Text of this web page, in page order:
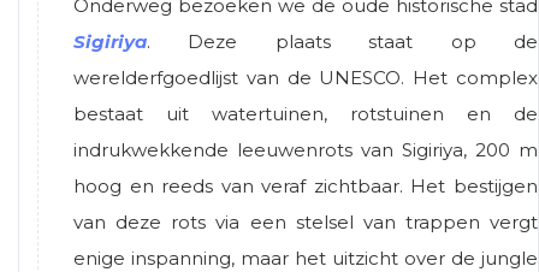
Onderweg bezoeken we de oude historische stad
Sigiriya. Deze plaats staat op de
werelderfgoedlijst van de UNESCO. Het complex
bestaat uit watertuinen, rotstuinen en de
indrukwekkende leeuwenrots van Sigiriya, 200 m
hoog en reeds van veraf zichtbaar. Het bestijgen
van deze rots via een stelsel van trappen vergt
enige inspanning, maar het uitzicht over de jungle